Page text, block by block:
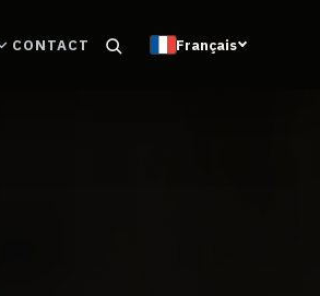
CONTACT 🇫🇷
Français